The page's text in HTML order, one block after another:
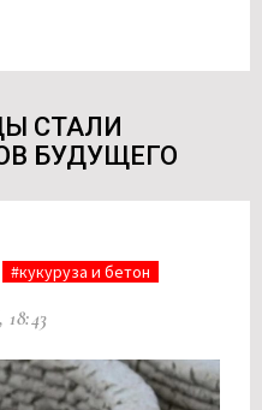
СТАЛИ
БУДУЩЕГО
#кукуруза и бетон
18:43